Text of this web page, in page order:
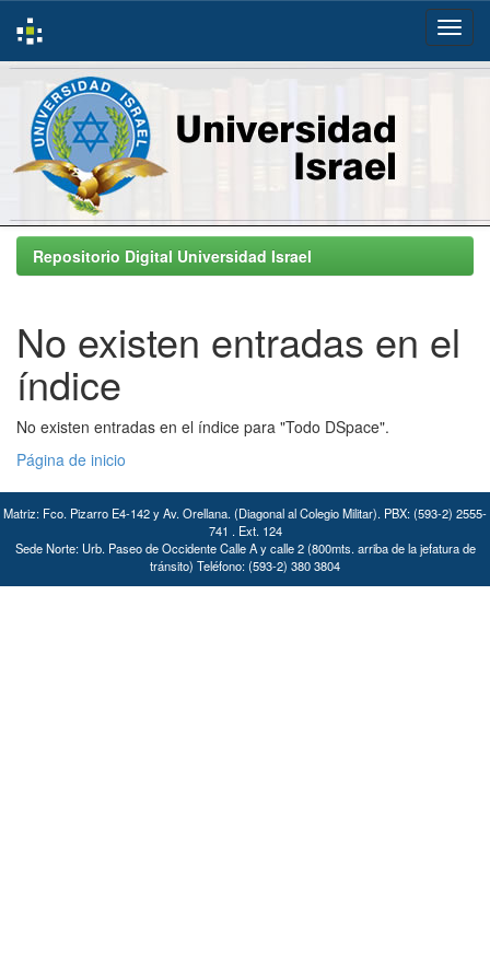
Skip
navigationRepositorio Digital Universidad Israel
No existen entradas en el
índice
No existen entradas en el índice para "Todo DSpace".
Página de inicio
Matriz: Fco. Pizarro E4-142 y Av. Orellana. (Diagonal al Colegio Militar). PBX: (593-2) 2555-
741 . Ext. 124
Sede Norte: Urb. Paseo de Occidente Calle A y calle 2 (800mts. arriba de la jefatura de
tránsito) Teléfono: (593-2) 380 3804